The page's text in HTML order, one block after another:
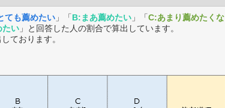
ても薦めたい 」「B:まあ薦めたい 」「C:あまり薦めたくな
たい 」と回答した人の割合で算出しています。
ております。